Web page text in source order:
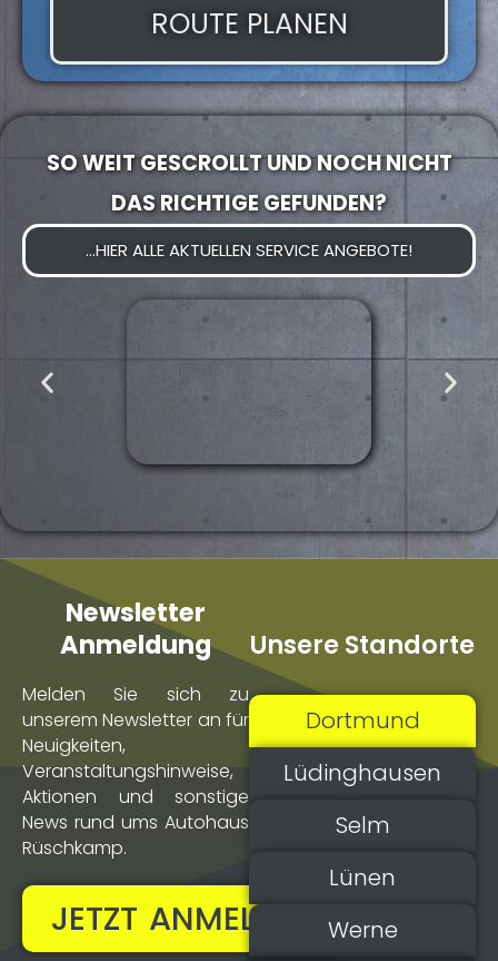
ROUTE PLANEN
SO WEIT GESCROLLT UND NOCH NICHT
DAS RICHTIGE GEFUNDEN?
...HIER ALLE AKTUELLEN SERVICE ANGEBOTE!
Newsletter
Anmeldung
Melden Sie sich zu
unserem Newsletter an für
Neuigkeiten,
Veranstaltungs­hinweise,
Aktionen und sonstige
News rund ums Autohaus
Rüschkamp.
JETZT ANMELDEN!
Unsere Standorte
Dortmund
Lüdinghausen
Selm
Lünen
Werne